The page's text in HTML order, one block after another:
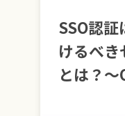
SSO認
けるべき
とは？